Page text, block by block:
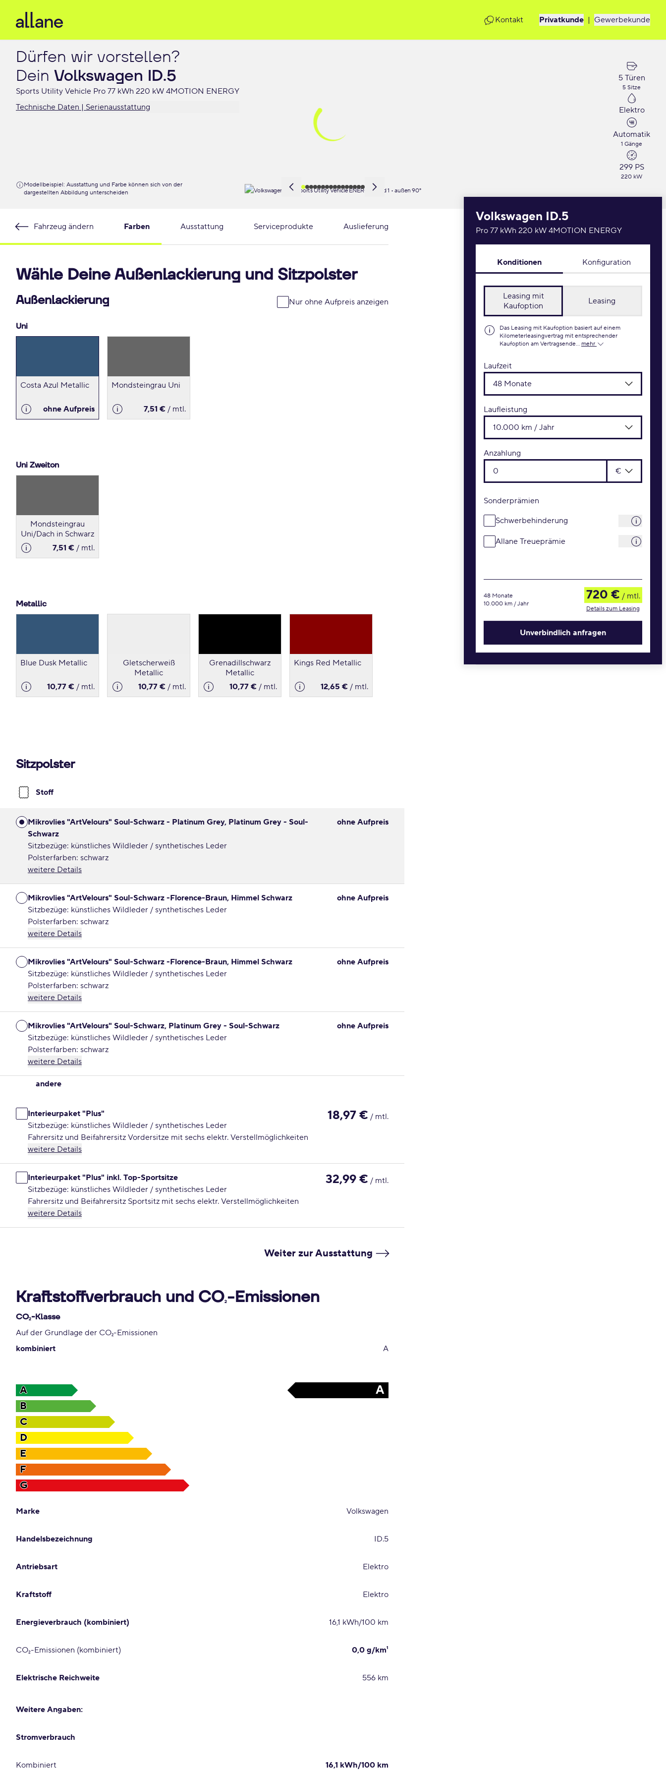
Kontakt Privatkunde | Gewerbekunde
Dürfen wir vorstellen?
Dein Volkswagen ID.5
Sports Utility Vehicle Pro 77 kWh 220 kW 4MOTION ENERGY
Technische Daten | Serienausstattung
Modellbeispiel: Ausstattung und Farbe können sich von der
dargestellten Abbildung unterscheiden
5 Türen
5 Sitze
Elektro
Automatik
1 Gänge
299 PS
220 kW
Fahrzeug ändern Farben Ausstattung Serviceprodukte Auslieferung
Wähle Deine Außenlackierung und Sitzpolster
Außenlackierung Nur ohne Aufpreis anzeigen
Uni
Costa Azul Metallic
ohne Aufpreis
Mondsteingrau Uni
7,51 € / mtl.
Uni Zweiton
Mondsteingrau
Uni/Dach in Schwarz
7,51 € / mtl.
Metallic
Blue Dusk Metallic
10,77 € / mtl.
Gletscherweiß
Metallic
10,77 € / mtl.
Grenadillschwarz
Metallic
10,77 € / mtl.
Kings Red Metallic
12,65 € / mtl.
Sitzpolster
Stoff
Mikrovlies "ArtVelours" Soul-Schwarz - Platinum Grey, Platinum Grey - Soul-
Schwarz
Sitzbezüge: künstliches Wildleder / synthetisches Leder
Polsterfarben: schwarz
weitere Details
ohne Aufpreis
Mikrovlies "ArtVelours" Soul-Schwarz -Florence-Braun, Himmel Schwarz
Sitzbezüge: künstliches Wildleder / synthetisches Leder
Polsterfarben: schwarz
weitere Details
ohne Aufpreis
Mikrovlies "ArtVelours" Soul-Schwarz -Florence-Braun, Himmel Schwarz
Sitzbezüge: künstliches Wildleder / synthetisches Leder
Polsterfarben: schwarz
weitere Details
ohne Aufpreis
Mikrovlies "ArtVelours" Soul-Schwarz, Platinum Grey - Soul-Schwarz
Sitzbezüge: künstliches Wildleder / synthetisches Leder
Polsterfarben: schwarz
weitere Details
ohne Aufpreis
andere
Interieurpaket "Plus"
Sitzbezüge: künstliches Wildleder / synthetisches Leder
Fahrersitz und Beifahrersitz Vordersitze mit sechs elektr. Verstellmöglichkeiten
weitere Details
18,97 € / mtl.
Interieurpaket "Plus" inkl. Top-Sportsitze
Sitzbezüge: künstliches Wildleder / synthetisches Leder
Fahrersitz und Beifahrersitz Sportsitz mit sechs elektr. Verstellmöglichkeiten
weitere Details
32,99 € / mtl.
Weiter zur Ausstattung
Kraftstoffverbrauch und CO2-Emissionen
CO2-Klasse
Auf der Grundlage der CO2-Emissionen
kombiniert
A
A A
B
C
D
E
F
G
Marke Volkswagen
Handelsbezeichnung ID.5
Antriebsart Elektro
Kraftstoff Elektro
Energieverbrauch (kombiniert) 16,1 kWh/100 km
CO₂-Emissionen (kombiniert) 0,0 g/km¹
Elektrische Reichweite 556 km
Weitere Angaben:
Stromverbrauch
Kombiniert 16,1 kWh/100 km
Volkswagen ID.5
Pro 77 kWh 220 kW 4MOTION ENERGY
Konditionen Konfiguration
Leasing mit
Kaufoption
Leasing
Das Leasing mit Kaufoption basiert auf einem
Kilometerleasingvertrag mit entsprechender
Kaufoption am Vertragsende... mehr
Laufzeit
48 Monate
Laufleistung
10.000 km / Jahr
Anzahlung
€
Sonderprämien
Schwerbehinderung
Allane Treueprämie
48 Monate
10.000 km / Jahr
720 € / mtl.
Details zum Leasing
Unverbindlich anfragen